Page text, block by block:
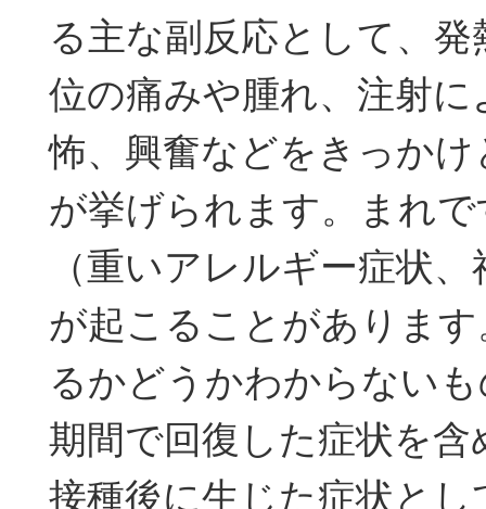
る主な副反応として、
位の痛みや腫れ、注射に
怖、興奮などをきっか
が挙げられます。まれ
（重いアレルギー症状
が起こることがありま
るかどうかわからない
期間で回復した症状を
接種後に生じた症状と